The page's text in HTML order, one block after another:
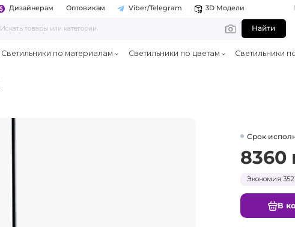
Дизайнерам Оптовикам Viber/Telegram 3D Модели
Найти
Светильники по материалам Светильники по цветам Светильники
Срок
8360
Экономия
В